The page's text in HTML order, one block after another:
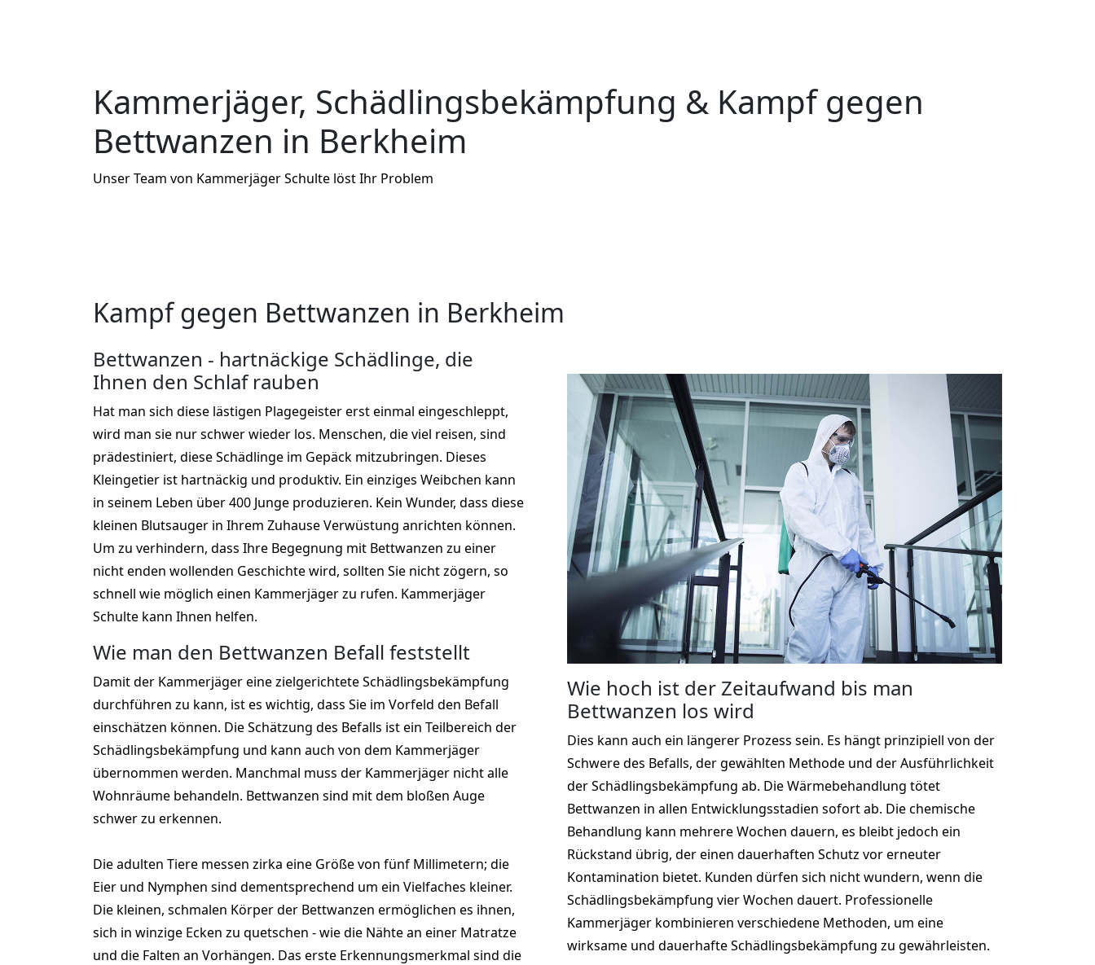
Kammerjäger, Schädlingsbekämpfung & Kampf gegen
Bettwanzen in Berkheim
Unser Team von Kammerjäger Schulte löst Ihr Problem
Kampf gegen Bettwanzen in Berkheim
Bettwanzen - hartnäckige Schädlinge, die
Ihnen den Schlaf rauben
Hat man sich diese lästigen Plagegeister erst einmal eingeschleppt,
wird man sie nur schwer wieder los. Menschen, die viel reisen, sind
prädestiniert, diese Schädlinge im Gepäck mitzubringen. Dieses
Kleingetier ist hartnäckig und produktiv. Ein einziges Weibchen kann
in seinem Leben über 400 Junge produzieren. Kein Wunder, dass diese
kleinen Blutsauger in Ihrem Zuhause Verwüstung anrichten können.
Um zu verhindern, dass Ihre Begegnung mit Bettwanzen zu einer
nicht enden wollenden Geschichte wird, sollten Sie nicht zögern, so
schnell wie möglich einen Kammerjäger zu rufen. Kammerjäger
Schulte kann Ihnen helfen.
Wie man den Bettwanzen Befall feststellt
Damit der Kammerjäger eine zielgerichtete Schädlingsbekämpfung
durchführen zu kann, ist es wichtig, dass Sie im Vorfeld den Befall
einschätzen können. Die Schätzung des Befalls ist ein Teilbereich der
Schädlingsbekämpfung und kann auch von dem Kammerjäger
übernommen werden. Manchmal muss der Kammerjäger nicht alle
Wohnräume behandeln. Bettwanzen sind mit dem bloßen Auge
schwer zu erkennen.
Die adulten Tiere messen zirka eine Größe von fünf Millimetern; die
Eier und Nymphen sind dementsprechend um ein Vielfaches kleiner.
Die kleinen, schmalen Körper der Bettwanzen ermöglichen es ihnen,
sich in winzige Ecken zu quetschen - wie die Nähte an einer Matratze
und die Falten an Vorhängen. Das erste Erkennungsmerkmal sind die
Wie hoch ist der Zeitaufwand bis man
Bettwanzen los wird
Dies kann auch ein längerer Prozess sein. Es hängt prinzipiell von der
Schwere des Befalls, der gewählten Methode und der Ausführlichkeit
der Schädlingsbekämpfung ab. Die Wärmebehandlung tötet
Bettwanzen in allen Entwicklungsstadien sofort ab. Die chemische
Behandlung kann mehrere Wochen dauern, es bleibt jedoch ein
Rückstand übrig, der einen dauerhaften Schutz vor erneuter
Kontamination bietet. Kunden dürfen sich nicht wundern, wenn die
Schädlingsbekämpfung vier Wochen dauert. Professionelle
Kammerjäger kombinieren verschiedene Methoden, um eine
wirksame und dauerhafte Schädlingsbekämpfung zu gewährleisten.